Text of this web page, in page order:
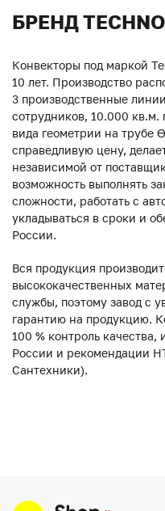
БРЕНД TECHNO
Конвекторы под маркой
10 лет. Производство
3 производственные
сотрудников, 10.000 кв.м.
вида геометрии на трубе
справедливую цену,
независимой от
возможность выполнять
сложности, работать с
укладываться в сроки и
России.
Вся продукция
высококачественных
службы, поэтому завод с
гарантию на продукцию.
100 % контроль качества,
России и рекомендации
Сантехники).